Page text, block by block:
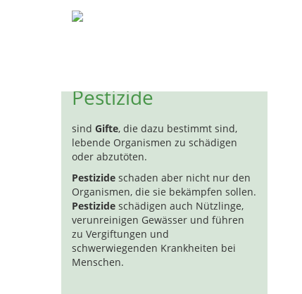
Pestizide
sind Gifte, die dazu bestimmt sind,
lebende Organismen zu schädigen
oder abzutöten.
Pestizide schaden aber nicht nur den
Organismen, die sie bekämpfen sollen.
Pestizide schädigen auch Nützlinge,
verunreinigen Gewässer und führen
zu Vergiftungen und
schwerwiegenden Krankheiten bei
Menschen.